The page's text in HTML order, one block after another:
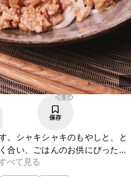
26.5K
保存
。シャキシャキのもやしと、と
合い、ごはんのお供にぴったり
苗などで代用してもおいしくお
くださいね。
べて見る